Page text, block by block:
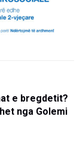
e bregdetit?
nga Golemi